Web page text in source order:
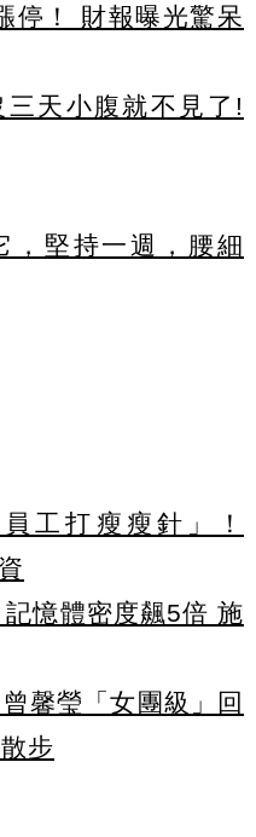
停！ 財報曝光驚呆
天小腹就不見了!
堅持一週，腰細
工打瘦瘦針」！
憶體密度飆5倍 施
馨瑩「女團級」回
步